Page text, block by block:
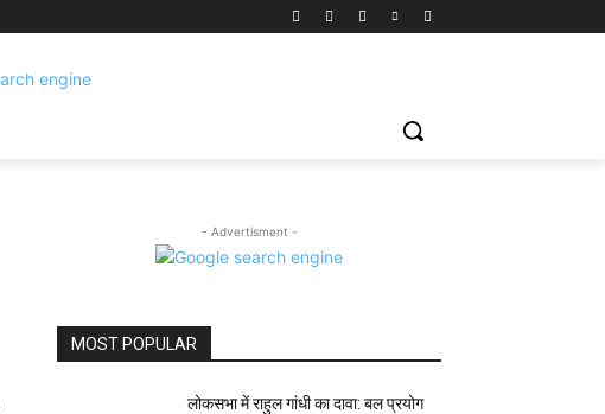
- Advertisment -
MOST POPULAR
लोकसभा में राहुल गांधी का दावा: बल प्रयोग